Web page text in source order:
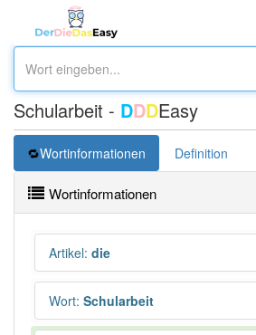
Schularbeit - DDDEasy
Wortinformationen Definition
Wortinformationen
Artikel: die
Wort: Schularbeit